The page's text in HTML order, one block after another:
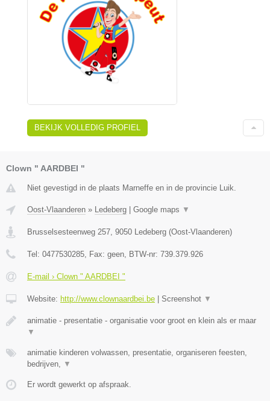
BEKIJK VOLLEDIG PROFIEL
Clown " AARDBEI "
Niet gevestigd in de plaats Marneffe en in de provincie Luik.
Oost-Vlaanderen » Ledeberg | Google maps ▼
Brusselsesteenweg 257 9050 Ledeberg (Oost-Vlaanderen)
Tel: 0477530285 , Fax: geen , BTW-nr: 739.379.926
E-mail › Clown " AARDBEI "
Website: http://www.clownaardbei.be | Screenshot ▼
animatie - presentatie - organisatie voor groot en klein als er maar
▼
animatie kinderen volwassen, presentatie, organiseren feesten,
bedrijven,
▼
Er wordt gewerkt op afspraak.